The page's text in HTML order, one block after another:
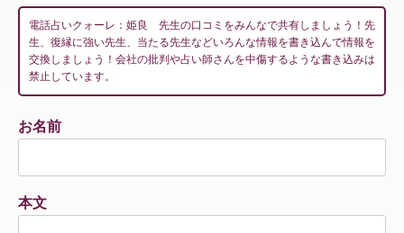
電話占いクォーレ：姫良 先生の口コミをみんなで共有しましょう！先
生、復縁に強い先生、当たる先生などいろんな情報を書き込んで情報を
交換しましょう！会社の批判や占い師さんを中傷するような書き込みは
禁止しています。
お名前
本文